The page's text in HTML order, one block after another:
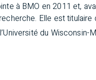
à BMO en 2011 et,
Elle est
du